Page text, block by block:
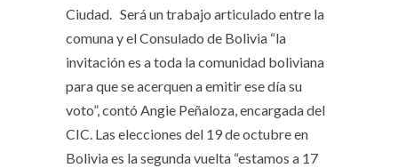
Ciudad. Será un trabajo articulado entre la
comuna y el Consulado de Bolivia “la
invitación es a toda la comunidad boliviana
para que se acerquen a emitir ese día su
voto”, contó Angie Peñaloza, encargada del
CIC. Las elecciones del 19 de octubre en
Bolivia es la segunda vuelta “estamos a 17